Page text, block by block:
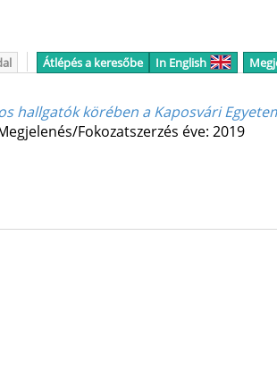
Átlépés a keresőbe In English
hallgatók körében a Kaposvári
Fokozatszerzés éve: 2019